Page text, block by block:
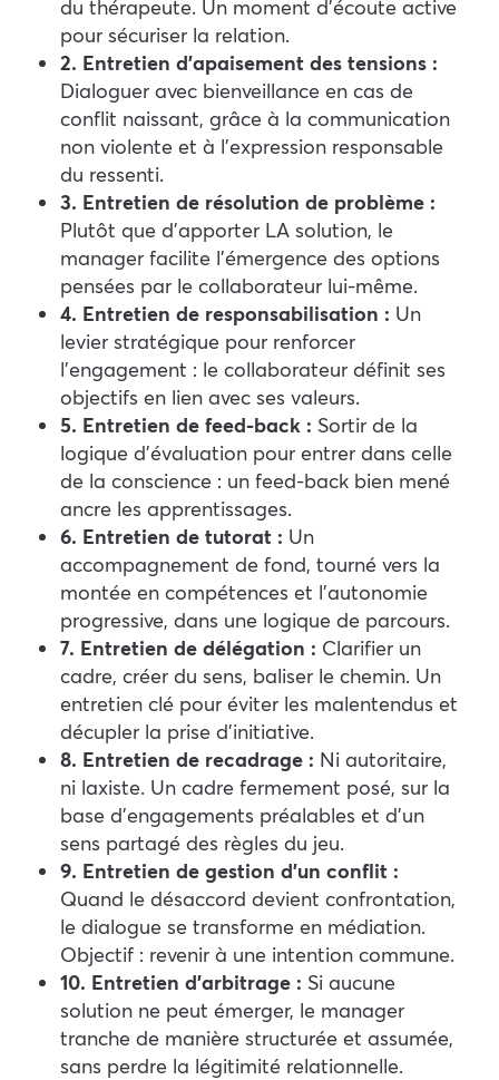
du thérapeute. Un moment d’écoute active
pour sécuriser la relation.
2. Entretien d’apaisement des tensions :
Dialoguer avec bienveillance en cas de
conflit naissant, grâce à la communication
non violente et à l’expression responsable
du ressenti.
3. Entretien de résolution de problème :
Plutôt que d’apporter LA solution, le
manager facilite l’émergence des options
pensées par le collaborateur lui-même.
4. Entretien de responsabilisation : Un
levier stratégique pour renforcer
l’engagement : le collaborateur définit ses
objectifs en lien avec ses valeurs.
5. Entretien de feed-back : Sortir de la
logique d’évaluation pour entrer dans celle
de la conscience : un feed-back bien mené
ancre les apprentissages.
6. Entretien de tutorat : Un
accompagnement de fond, tourné vers la
montée en compétences et l’autonomie
progressive, dans une logique de parcours.
7. Entretien de délégation : Clarifier un
cadre, créer du sens, baliser le chemin. Un
entretien clé pour éviter les malentendus et
décupler la prise d’initiative.
8. Entretien de recadrage : Ni autoritaire,
ni laxiste. Un cadre fermement posé, sur la
base d’engagements préalables et d’un
sens partagé des règles du jeu.
9. Entretien de gestion d’un conflit :
Quand le désaccord devient confrontation,
le dialogue se transforme en médiation.
Objectif : revenir à une intention commune.
10. Entretien d’arbitrage : Si aucune
solution ne peut émerger, le manager
tranche de manière structurée et assumée,
sans perdre la légitimité relationnelle.